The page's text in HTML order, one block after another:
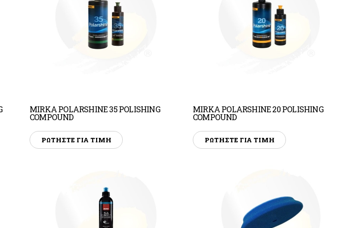
MIRKA POLARSHINE 35 POLISHING
COMPOUND
ΡΩΤΗΣΤΕ ΓΙΑ ΤΙΜΗ
MIRKA POLARSHINE 20 POLISHING
COMPOUND
ΡΩΤΗΣΤΕ ΓΙΑ ΤΙΜΗ